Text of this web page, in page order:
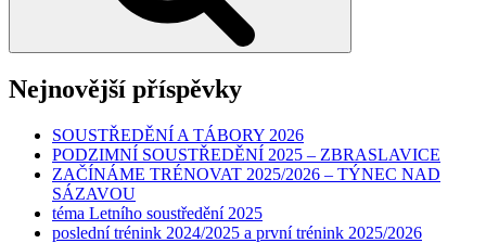
Nejnovější příspěvky
SOUSTŘEDĚNÍ A TÁBORY 2026
PODZIMNÍ SOUSTŘEDĚNÍ 2025 – ZBRASLAVICE
ZAČÍNÁME TRÉNOVAT 2025/2026 – TÝNEC NAD
SÁZAVOU
téma Letního soustředění 2025
poslední trénink 2024/2025 a první trénink 2025/2026